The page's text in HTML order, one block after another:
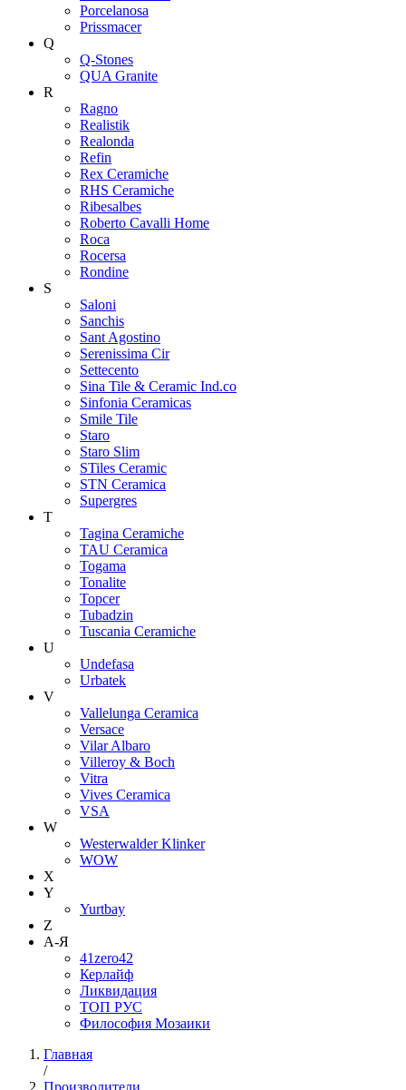
Porcelanosa
Prissmacer
Q
Q-Stones
QUA Granite
R
Ragno
Realistik
Realonda
Refin
Rex Ceramiche
RHS Ceramiche
Ribesalbes
Roberto Cavalli Home
Roca
Rocersa
Rondine
S
Saloni
Sanchis
Sant Agostino
Serenissima Cir
Settecento
Sina Tile & Ceramic Ind.co
Sinfonia Ceramicas
Smile Tile
Staro
Staro Slim
STiles Ceramic
STN Ceramica
Supergres
T
Tagina Ceramiche
TAU Ceramica
Togama
Tonalite
Topcer
Tubadzin
Tuscania Ceramiche
U
Undefasa
Urbatek
V
Vallelunga Ceramica
Versace
Vilar Albaro
Villeroy & Boch
Vitra
Vives Ceramica
VSA
W
Westerwalder Klinker
WOW
X
Y
Yurtbay
Z
А-Я
41zero42
Керлайф
Ликвидация
ТОП РУС
Философия Мозаики
Главная
/
Производители